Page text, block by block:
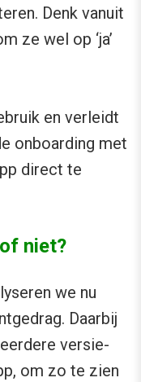
Denk vanuit
ze wel op ‘ja’
en verleidt
onboarding met
direct te
niet?
we nu
Daarbij
versie-
om zo te zien